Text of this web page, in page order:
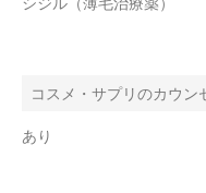
シジル（薄毛治療薬）
コスメ・サプリのカウン
あり